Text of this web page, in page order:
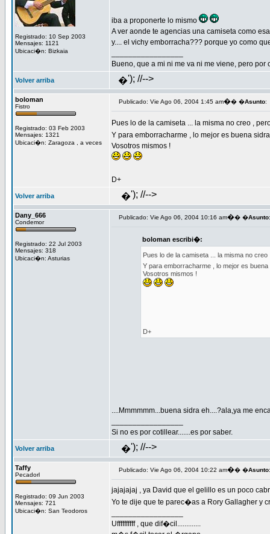
Registrado: 10 Sep 2003
Mensajes: 1121
Ubicaci�n: Bizkaia
iba a proponerte lo mismo
A ver aonde te agencias una camiseta como
y.... el vichy emborracha??? porque yo como
Bueno, que a mi ni me va ni me viene, pero por
Volver arriba �'); //-->
boloman
Fistro
Registrado: 03 Feb 2003
Mensajes: 1321
Ubicaci�n: Zaragoza , a veces
Publicado: Vie Ago 06, 2004 1:45 am�� �Asunto:
Pues lo de la camiseta ... la misma no creo ,
Y para emborracharme , lo mejor es buena
Vosotros mismos !
D+
Volver arriba �'); //-->
Dany_666
Condemor
Registrado: 22 Jul 2003
Mensajes: 318
Ubicaci�n: Asturias
Publicado: Vie Ago 06, 2004 10:16 am�� �Asunto:
boloman escribi�:
Pues lo de la camiseta ... la misma no
Y para emborracharme , lo mejor es
Vosotros mismos !
D+
....Mmmmmm...buena sidra eh....?ala,ya me
Si no es por cotillear.......es por saber.
Volver arriba �'); //-->
Taffy
Pecadorl
Registrado: 09 Jun 2003
Mensajes: 721
Ubicaci�n: San Teodoros
Publicado: Vie Ago 06, 2004 10:22 am�� �Asunto:
jajajajaj , ya David que el gelillo es un poco
Yo te dije que te parec�as a Rory Gallagher y
Uffffffffff , que dif�cil.............